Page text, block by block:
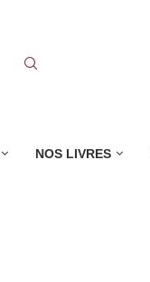
NOS LIVRES